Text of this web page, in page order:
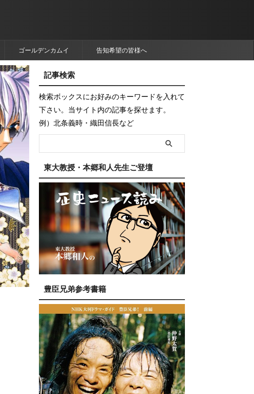
ゴールデンカムイ 告知希望の皆様へ
記事検索
検索ボックスにお好みのキーワードを入れて
下さい。当サイト内の記事を探せます。
例）北条義時・織田信長など
東大教授・本郷和人先生ご登壇
豊臣兄弟参考書籍